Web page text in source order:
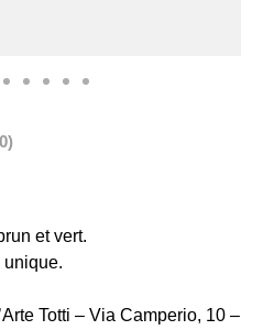
et vert.
Totti – Via Camperio, 10 –